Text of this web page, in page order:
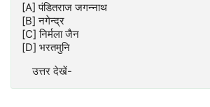
[A] पंडितराज जगन्नाथ
[B] नगेन्द्र
[C] निर्मला जैन
[D] भरतमुनि
उत्तर देखें-